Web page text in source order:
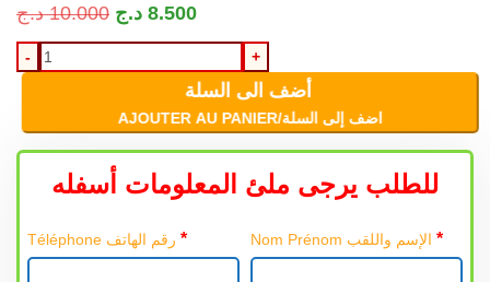
10.000 د.ج 8.500 د.ج
أضف الى السلة
AJOUTER AU PANIER/اضف إلى السلة
للطلب يرجى ملئ المعلومات أسفله
Téléphone رقم الهاتف* *